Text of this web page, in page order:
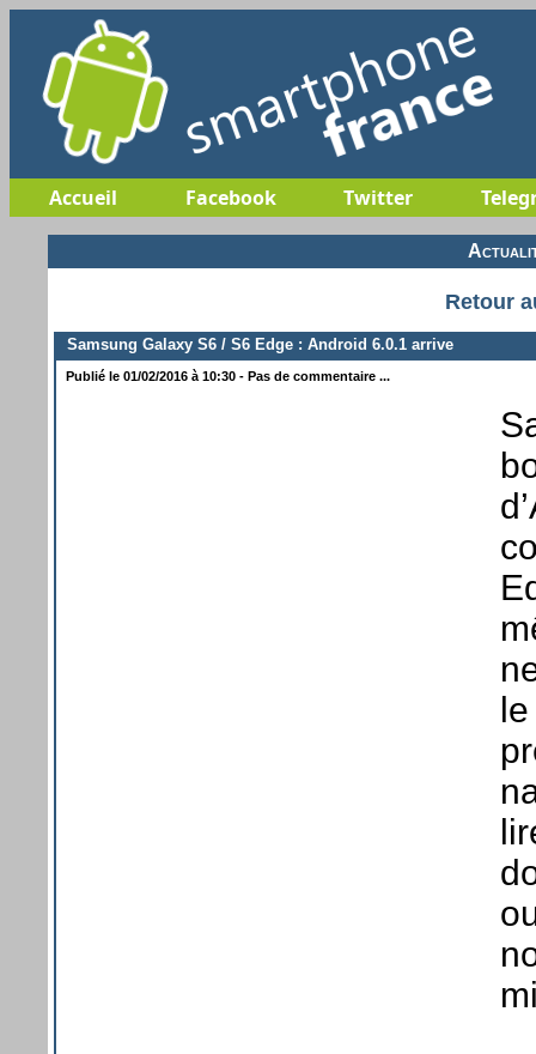
Accueil Facebook Twitter
Retour
Samsung Galaxy S6 / S6 Edge : Android 6.0.1 arrive
Publié le 01/02/2016 à 10:30 - Pas de commentaire ...